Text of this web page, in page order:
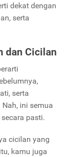
dekat dengan
serta
dan Cicilan
serta
Nah, ini semua
pasti.
cicilan yang
kamu juga